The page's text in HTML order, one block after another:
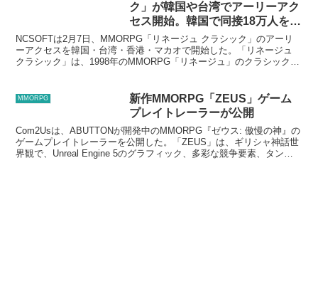
ク」が韓国や台湾でアーリーアク
セス開始。韓国で同接18万人を記
録。25年前のリネージュを再現
NCSOFTは2月7日、MMORPG「リネージュ クラシック」のアーリ
ーアクセスを韓国・台湾・香港・マカオで開始した。「リネージュ
クラシック」は、1998年のMMORPG「リネージュ」のクラシックサ
MMORPG
新作MMORPG「ZEUS」ゲーム
プレイトレーラーが公開
Com2Usは、ABUTTONが開発中のMMORPG『ゼウス: 傲慢の神』の
ゲームプレイトレーラーを公開した。「ZEUS」は、ギリシャ神話世
界観で、Unreal Engine 5のグラフィック、多彩な競争要素、タンク